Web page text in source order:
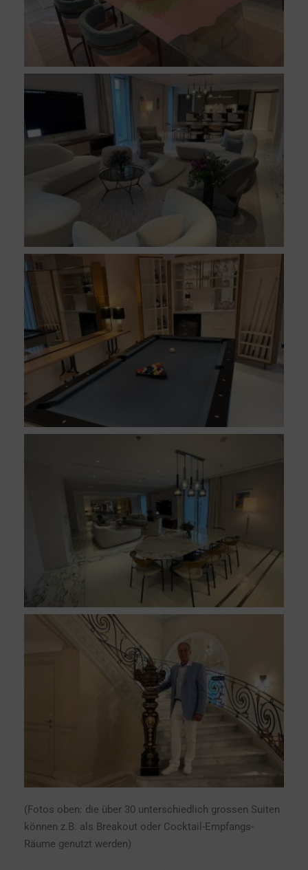
(Fotos oben: die über 30 unterschiedlich grossen Suiten
können z.B. als Breakout oder Cocktail-Empfangs-
Räume genutzt werden)